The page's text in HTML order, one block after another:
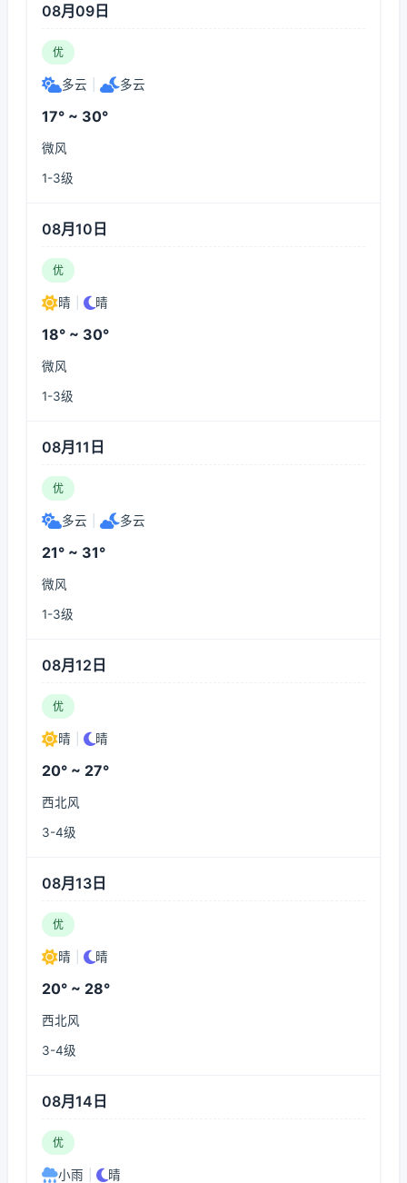
08月09日
优
多云 多云
17° ~ 30°
微风
1-3级
08月10日
优
晴 晴
18° ~ 30°
微风
1-3级
08月11日
优
多云 多云
21° ~ 31°
微风
1-3级
08月12日
优
晴 晴
20° ~ 27°
西北风
3-4级
08月13日
优
晴 晴
20° ~ 28°
西北风
3-4级
08月14日
优
小雨 晴